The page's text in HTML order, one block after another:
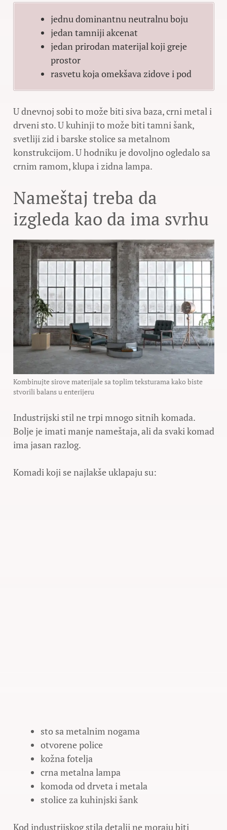
jednu dominantnu neutralnu boju
jedan tamniji akcenat
jedan prirodan materijal koji greje
prostor
rasvetu koja omekšava zidove i pod
U dnevnoj sobi to može biti siva baza, crni metal i
drveni sto. U kuhinji to može biti tamni šank,
svetliji zid i barske stolice sa metalnom
konstrukcijom. U hodniku je dovoljno ogledalo sa
crnim ramom, klupa i zidna lampa.
Nameštaj treba da
izgleda kao da ima svrhu
Kombinujte sirove materijale sa toplim teksturama kako biste
stvorili balans u enterijeru
Industrijski stil ne trpi mnogo sitnih komada.
Bolje je imati manje nameštaja, ali da svaki komad
ima jasan razlog.
Komadi koji se najlakše uklapaju su:
sto sa metalnim nogama
otvorene police
kožna fotelja
crna metalna lampa
komoda od drveta i metala
stolice za kuhinjski šank
Kod industrijskog stila detalji ne moraju biti